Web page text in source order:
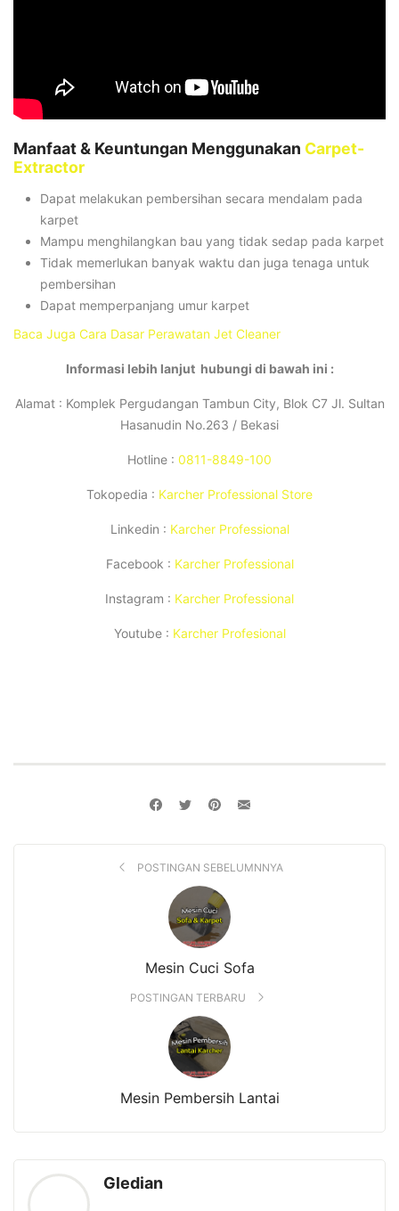
Manfaat & Keuntungan Menggunakan Carpet-
Extractor
Dapat melakukan pembersihan secara mendalam pada
karpet
Mampu menghilangkan bau yang tidak sedap pada karpet
Tidak memerlukan banyak waktu dan juga tenaga untuk
pembersihan
Dapat memperpanjang umur karpet
Baca Juga Cara Dasar Perawatan Jet Cleaner
Informasi lebih lanjut hubungi di bawah ini :
Alamat : Komplek Pergudangan Tambun City, Blok C7 Jl. Sultan
Hasanudin No.263 / Bekasi
Hotline : 0811-8849-100
Tokopedia : Karcher Professional Store
Linkedin : Karcher Professional
Facebook : Karcher Professional
Instagram : Karcher Professional
Youtube : Karcher Profesional
POSTINGAN SEBELUMNNYA
Mesin Cuci Sofa
POSTINGAN TERBARU
Mesin Pembersih Lantai
Gledian